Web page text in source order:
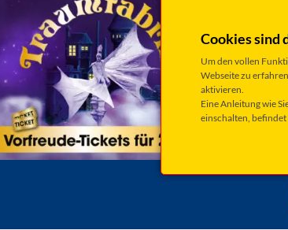
Cookies sind
Um den vollen
Webseite zu
aktivieren.
Eine Anleitung wie
einschalten, befindet